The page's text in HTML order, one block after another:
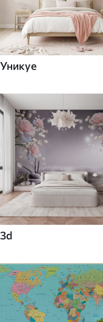
Уникуе
3d